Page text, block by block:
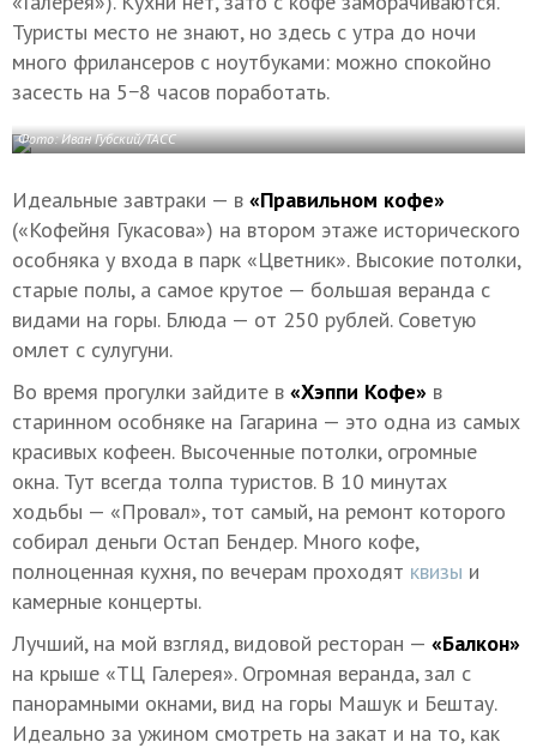
Туристы место не знают, но здесь с утра до ночи
много фрилансеров с ноутбуками: можно спокойно
засесть на 5−8 часов поработать.
Фото: Иван Губский/ТАСС
Идеальные завтраки — в «Правильном кофе»
(«Кофейня Гукасова») на втором этаже исторического
особняка у входа в парк «Цветник». Высокие потолки,
старые полы, а самое крутое — большая веранда с
видами на горы. Блюда — от 250 рублей. Советую
омлет с сулугуни.
Во время прогулки зайдите в «Хэппи Кофе» в
старинном особняке на Гагарина — это одна из самых
красивых кофеен. Высоченные потолки, огромные
окна. Тут всегда толпа туристов. В 10 минутах
ходьбы — «Провал», тот самый, на ремонт которого
собирал деньги Остап Бендер. Много кофе,
полноценная кухня, по вечерам проходят квизы и
камерные концерты.
Лучший, на мой взгляд, видовой ресторан — «Балкон»
на крыше «ТЦ Галерея». Огромная веранда, зал с
панорамными окнами, вид на горы Машук и Бештау.
Идеально за ужином смотреть на закат и на то, как